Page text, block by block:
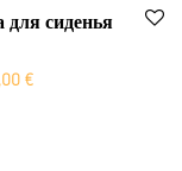
сиденья
цена
€Текущая цена: